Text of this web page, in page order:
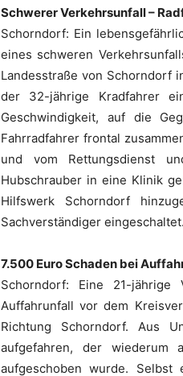
Schwerer Verkehrsunfall –
Schorndorf: Ein
eines schweren
Landesstraße von Schorndorf
der 32-jährige Kradfahrer
Geschwindigkeit, auf die
Fahrradfahrer frontal
und vom Rettungsdienst
Hubschrauber in eine Klinik
Hilfswerk Schorndorf
Sachverständiger eingeschaltet.
7.500 Euro Schaden bei
Schorndorf: Eine 21-jährige
Auffahrunfall vor dem
Richtung Schorndorf. Aus
aufgefahren, der wiederum
aufgeschoben wurde. Selbst